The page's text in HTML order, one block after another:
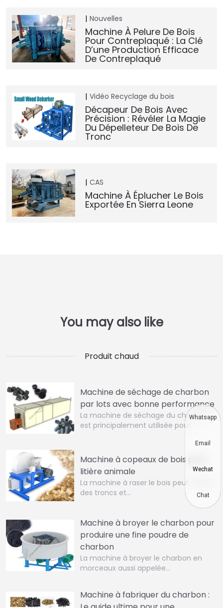
Nouvelles
Machine À Pelure De Bois
Pour Contreplaqué : La Clé
D’une Production Efficace
De Contreplaqué
Vidéo Recyclage du bois
Décapeur De Bois Avec
Précision : Révéler La Magie
Du Dépelleteur De Bois De
Tronc
CAS
Machine À Éplucher Le Bois
Exportée En Sierra Leone
Produit chaud
Machine de séchage de charbon
par lots avec bonne performance
La machine de séchage du charbon
est principalement utilisée pour…
Machine à copeaux de bois pour
litière animale
La machine à raser le bois peut traiter
des troncs et…
Machine à broyer le charbon pour
produire une fine poudre de
charbon
La machine à broyer le charbon en
morceaux aussi appelée…
Machine à fabriquer du charbon :
Whatsapp
Email
Wechat
Chat